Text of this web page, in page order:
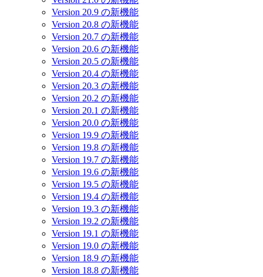
Version 20.9 の新機能
Version 20.8 の新機能
Version 20.7 の新機能
Version 20.6 の新機能
Version 20.5 の新機能
Version 20.4 の新機能
Version 20.3 の新機能
Version 20.2 の新機能
Version 20.1 の新機能
Version 20.0 の新機能
Version 19.9 の新機能
Version 19.8 の新機能
Version 19.7 の新機能
Version 19.6 の新機能
Version 19.5 の新機能
Version 19.4 の新機能
Version 19.3 の新機能
Version 19.2 の新機能
Version 19.1 の新機能
Version 19.0 の新機能
Version 18.9 の新機能
Version 18.8 の新機能